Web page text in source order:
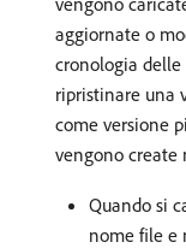
aggiornate o
cronologia delle
ripristinare una
come versione
vengono create
Quando si
nome file e